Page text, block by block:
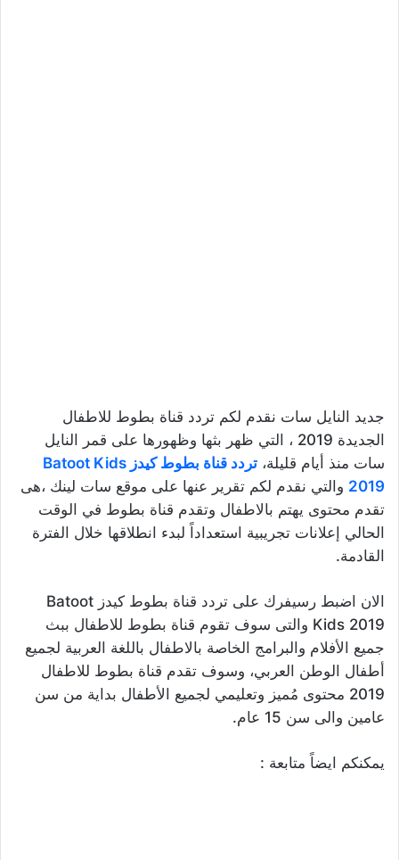
جديد النايل سات نقدم لكم تردد قناة بطوط للاطفال
الجديدة 2019 ، التي ظهر بثها وظهورها على قمر النايل
سات منذ أيام قليلة،
تردد قناة بطوط كيدز Batoot Kids
2019 والتي نقدم لكم تقرير عنها على موقع سات لينك ،هى
تقدم محتوى يهتم بالاطفال وتقدم قناة بطوط في الوقت
الحالي إعلانات تجريبية استعداداً لبدء انطلاقها خلال الفترة
القادمة.
الان اضبط رسيفرك على تردد قناة بطوط كيدز Batoot
Kids 2019 والتى سوف تقوم قناة بطوط للاطفال ببث
جميع الأفلام والبرامج الخاصة بالاطفال باللغة العربية لجميع
أطفال الوطن العربي، وسوف تقدم قناة بطوط للاطفال
2019 محتوى مُميز وتعليمي لجميع الأطفال بداية من سن
عامين والى سن 15 عام.
يمكنكم ايضاً متابعة :